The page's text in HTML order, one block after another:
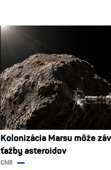
Kolonizácia Marsu môže
ťažby asteroidov
Chill